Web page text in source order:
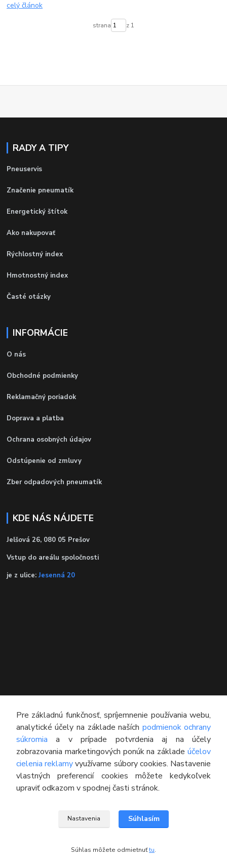
celý článok
strana z 1
RADY A TIPY
Pneuservis
Značenie pneumatík
Energetický štítok
Ako nakupovať
Rýchlostný index
Hmotnostný index
Časté otázky
INFORMÁCIE
O nás
Obchodné podmienky
Reklamačný poriadok
Doprava a platba
Ochrana osobných údajov
Odstúpenie od zmluvy
Zber odpadových pneumatík
KDE NÁS NÁJDETE
Jelšová 26, 080 05 Prešov
Vstup do areálu spoločnosti
je z ulice: Jesenná 20
KONTAKT
Technický poradca
0948 609 608
(Po-Pia, 8:00-16:30)
info@pneumatikyaprotektory.sk
© 2016 M-PROTEKTOR s.r.o.
Pre základnú funkčnosť, spríjemnenie používania webu,
analytické účely na základe naších podmienok ochrany
súkromia a v prípade potvrdenia aj na účely
zobrazovania marketingových ponúk na základeúčelov
cielenia reklamyvyužívame súbory cookies. Nastavenie
vlastných preferencií cookies môžete kedykoľvek
upraviť odkazom v spodnej časti stránok.
Nastavenia Súhlasím
Súhlas môžete odmietnuťtu.